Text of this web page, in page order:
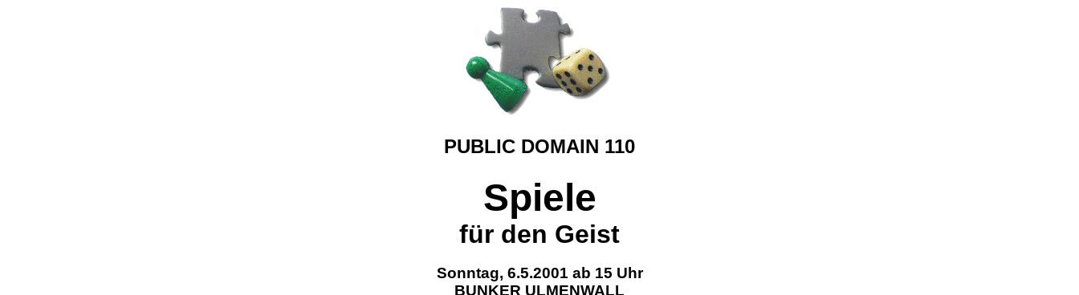
PUBLIC DOMAIN 110
Spiele
für den Geist
Sonntag, 6.5.2001 ab 15 Uhr
BUNKER ULMENWALL